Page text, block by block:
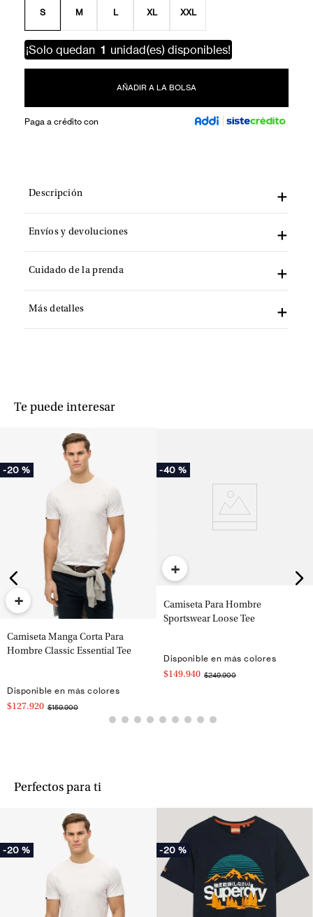
S M L XL XXL
¡Solo quedan 1 unidad(es) disponibles!
AÑADIR A LA BOLSA
Paga a crédito con
Descripción
Envíos y devoluciones
Cuidado de la prenda
Más detalles
Te puede interesar
-20 %
+
Camiseta Manga Corta Para
Hombre Classic Essential Tee
Disponible en más colores
$127.920 $159.900
-40 %
+
Camiseta Para Hombre
Sportswear Loose Tee
Disponible en más colores
$149.940 $249.900
Perfectos para ti
-20 % -20 %